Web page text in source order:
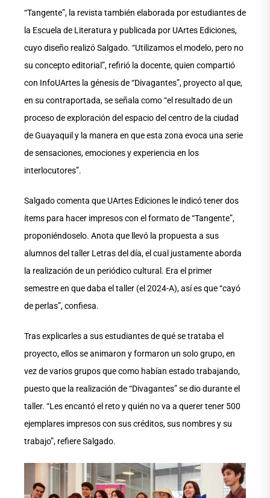
“Tangente”, la revista también elaborada por estudiantes de
la Escuela de Literatura y publicada por UArtes Ediciones,
cuyo diseño realizó Salgado. “Utilizamos el modelo, pero no
su concepto editorial”, refirió la docente, quien compartió
con InfoUArtes la génesis de “Divagantes”, proyecto al que,
en su contraportada, se señala como “el resultado de un
proceso de exploración del espacio del centro de la ciudad
de Guayaquil y la manera en que esta zona evoca una serie
de sensaciones, emociones y experiencia en los
interlocutores”.
Salgado comenta que UArtes Ediciones le indicó tener dos
ítems para hacer impresos con el formato de “Tangente”,
proponiéndoselo. Anota que llevó la propuesta a sus
alumnos del taller Letras del día, el cual justamente aborda
la realización de un periódico cultural. Era el primer
semestre en que daba el taller (el 2024-A), así es que “cayó
de perlas”, confiesa.
Tras explicarles a sus estudiantes de qué se trataba el
proyecto, ellos se animaron y formaron un solo grupo, en
vez de varios grupos que como habían estado trabajando,
puesto que la realización de “Divagantes” se dio durante el
taller. “Les encantó el reto y quién no va a querer tener 500
ejemplares impresos con sus créditos, sus nombres y su
trabajo”, refiere Salgado.